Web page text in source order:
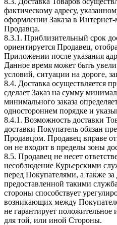
фактическому адресу,
оформлении Заказа в
Продавца.
8.3.1. Приблизительный срок
ориентируется Продавец,
Приложении после указания
Данное время может быть
условий, ситуации на дороге,
8.4. Доставка осуществляется
сделает Заказ на сумму
минимального заказа
одностороннем порядке и
8.4.1. Возможность доставки
доставки Покупатель обязан
Продавцом. Продавец вправе
он не входит в пределы зоны
8.5. Продавец не несет
несоблюдение Курьерскими
перед Покупателями, а также
предоставленной такими
стороны способствует
возникающих между
не гарантирует положительное
для той, или иной Стороны.